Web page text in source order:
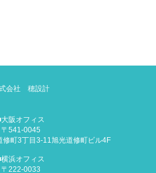
会社 穂設計
阪オフィス
〒541-0045
修町3丁目3-11旭光道修町ビル4F
浜オフィス
〒222-0033